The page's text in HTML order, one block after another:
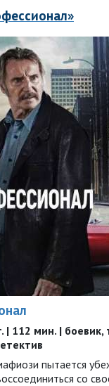
| 112 мин. | боевик,
пытается
со